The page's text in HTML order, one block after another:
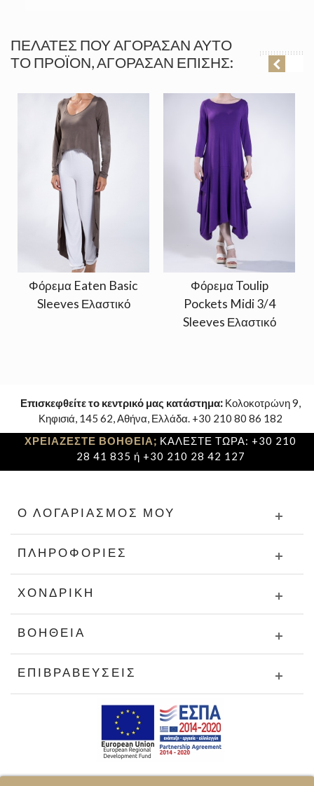
ΠΕΛΆΤΕΣ ΠΟΥ ΑΓΌΡΑΣΑΝ ΑΥΤΌ
ΤΟ ΠΡΟΪΌΝ, ΑΓΌΡΑΣΑΝ ΕΠΊΣΗΣ:
Φόρεμα Eaten Basic
Sleeves Ελαστικό
Φόρεμα Toulip
Pockets Midi 3/4
Sleeves Ελαστικό
Επισκεφθείτε το κεντρικό μας κατάστημα: Κολοκοτρώνη 9,
Κηφισιά, 145 62, Αθήνα, Ελλάδα. +30 210 80 86 182
ΧΡΕΙΑΖΕΣΤΕ ΒΟΗΘΕΙΑ; ΚΑΛΕΣΤΕ ΤΩΡΑ: +30 210
28 41 835 ή +30 210 28 42 127
Ο ΛΟΓΑΡΙΑΣΜΌΣ ΜΟΥ
ΠΛΗΡΟΦΟΡΊΕΣ
ΧΟΝΔΡΙΚΉ
ΒΟΉΘΕΙΑ
ΕΠΙΒΡΑΒΕΎΣΕΙΣ